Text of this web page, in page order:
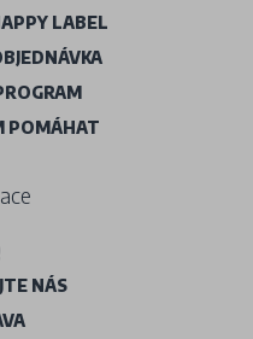
LABEL
POMÁHAT
NÁS